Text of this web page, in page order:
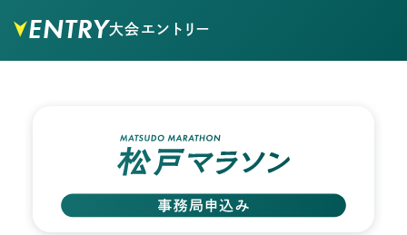
ENTRY大会エントリー